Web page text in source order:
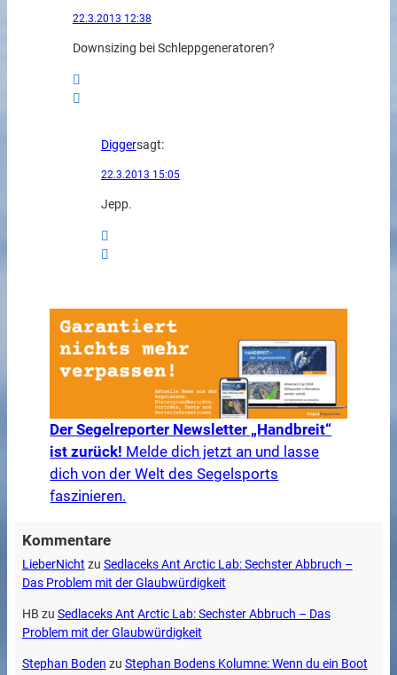
22.3.2013 12:38
Downsizing bei Schleppgeneratoren?
Diggersagt:
22.3.2013 15:05
Jepp.
Der Segelreporter Newsletter „Handbreit“
ist zurück! Melde dich jetzt an und lasse
dich von der Welt des Segelsports
faszinieren.
Kommentare
LieberNicht zu Sedlaceks Ant Arctic Lab: Sechster Abbruch –
Das Problem mit der Glaubwürdigkeit
HB zu Sedlaceks Ant Arctic Lab: Sechster Abbruch – Das
Problem mit der Glaubwürdigkeit
Stephan Boden zu Stephan Bodens Kolumne: Wenn du ein Boot